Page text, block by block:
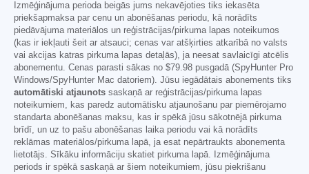
Izmēģinājuma perioda beigās jums nekavējoties tiks iekasēta
priekšapmaksa par cenu un abonēšanas periodu, kā norādīts
piedāvājuma materiālos un reģistrācijas/pirkuma lapas noteikumos
(kas ir iekļauti šeit ar atsauci; cenas var atšķirties atkarībā no valsts
vai akcijas katras pirkuma lapas detaļās), ja neesat savlaicīgi atcēlis
abonementu. Cenas parasti sākas no $79.98 pusgadā (SpyHunter Pro
Windows/SpyHunter Mac datoriem). Jūsu iegādātais abonements tiks
automātiski atjaunots saskaņā ar reģistrācijas/pirkuma lapas
noteikumiem, kas paredz automātisku atjaunošanu par piemērojamo
standarta abonēšanas maksu, kas ir spēkā jūsu sākotnējā pirkuma
brīdī, un uz to pašu abonēšanas laika periodu vai kā norādīts
reklāmas materiālos/pirkuma lapā, ja esat nepārtraukts abonementa
lietotājs. Sīkāku informāciju skatiet pirkuma lapā. Izmēģinājuma
periods ir spēkā saskaņā ar šiem noteikumiem, jūsu piekrišanu